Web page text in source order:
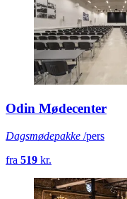
Odin Mødecenter
Dagsmødepakke /pers
fra 519 kr.